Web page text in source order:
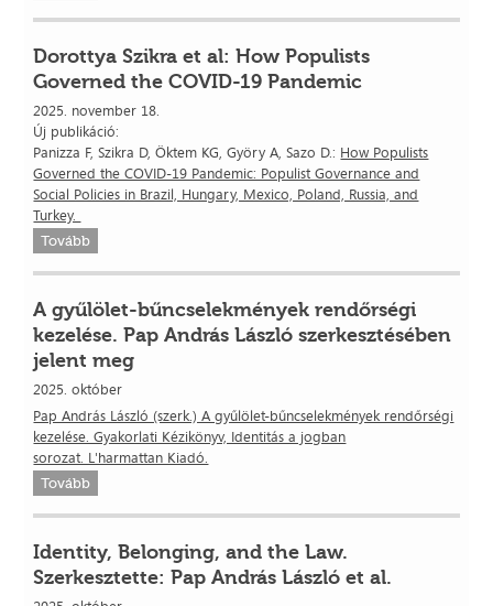
Dorottya Szikra et al: How Populists
Governed the COVID-19 Pandemic
2025. november 18.
Új publikáció:
Panizza F, Szikra D, Öktem KG, Györy A, Sazo D.: How Populists
Governed the COVID-19 Pandemic: Populist Governance and
Social Policies in Brazil, Hungary, Mexico, Poland, Russia, and
Turkey.
Tovább
A gyűlölet-bűncselekmények rendőrségi
kezelése. Pap András László szerkesztésében
jelent meg
2025. október
Pap András László (szerk.) A gyűlölet-bűncselekmények rendőrségi
kezelése. Gyakorlati Kézikönyv, Identitás a jogban
sorozat. L'harmattan Kiadó.
Tovább
Identity, Belonging, and the Law.
Szerkesztette: Pap András László et al.